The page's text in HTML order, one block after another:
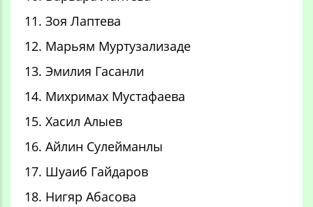
11. Зоя Лаптева
12. Марьям Муртузализаде
13. Эмилия Гасанли
14. Михримах Мустафаева
15. Хасил Алыев
16. Айлин Сулейманлы
17. Шуаиб Гайдаров
18. Нигяр Абасова